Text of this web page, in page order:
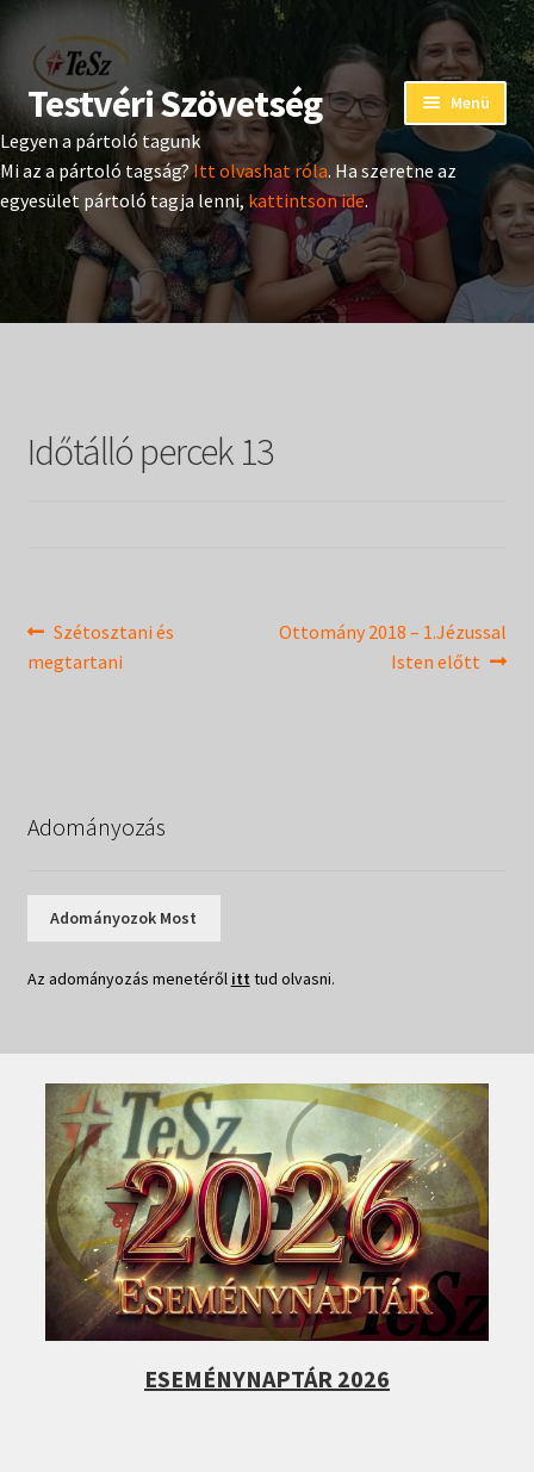
Ugrás
a
navigációhoz
Kilépés
a
tartalomba
Testvéri Szövetség Menü
Eseménynaptár
Adományozás
Pártoló tag belépés
Kiadványok
menu
Legyen a pártoló tagunk
Mi az a pártoló tagság?Itt olvashat róla. Ha szeretne az
egyesület pártoló tagja lenni, kattintson ide.
Időtálló percek 13
Bejegyzés
navigáció
Previous
post:
Szétosztani és
megtartani
Next
Ottomány 2018 – 1.Jézussal
Isten előtt
Adományozás
Adományozok Most
Az adományozás menetéről itt tud olvasni.
ESEMÉNYNAPTÁR 2026